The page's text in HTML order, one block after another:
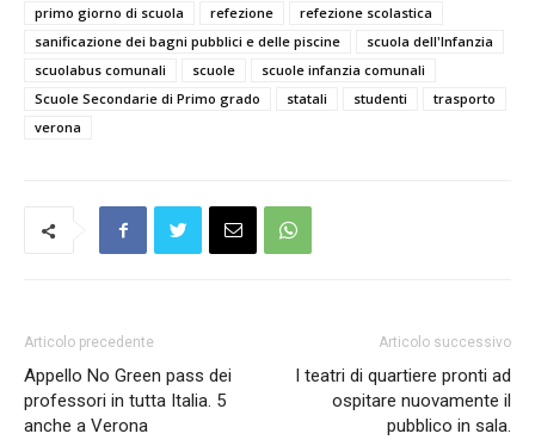
primo giorno di scuola
refezione
refezione scolastica
sanificazione dei bagni pubblici e delle piscine
scuola dell'Infanzia
scuolabus comunali
scuole
scuole infanzia comunali
Scuole Secondarie di Primo grado
statali studenti
trasporto
verona
Articolo precedente
Appello No Green pass dei
professori in tutta Italia. 5
anche a Verona
Articolo successivo
I teatri di quartiere pronti ad
ospitare nuovamente il
pubblico in sala.